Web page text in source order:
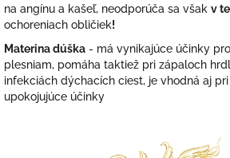
na angínu a kašeľ, neodporúča sa však v
ochoreniach obličiek!
Materina dúška - má vynikajúce účinky
plesniam, pomáha taktiež pri zápaloch
infekciách dýchacích ciest, je vhodná aj pri
upokojujúce účinky